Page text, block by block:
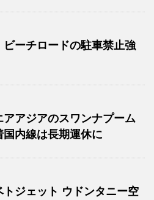
ビーチロードの駐車禁止強
アアジアのスワンナプーム
国内線は長期運休に
トジェット ウドンタニー空